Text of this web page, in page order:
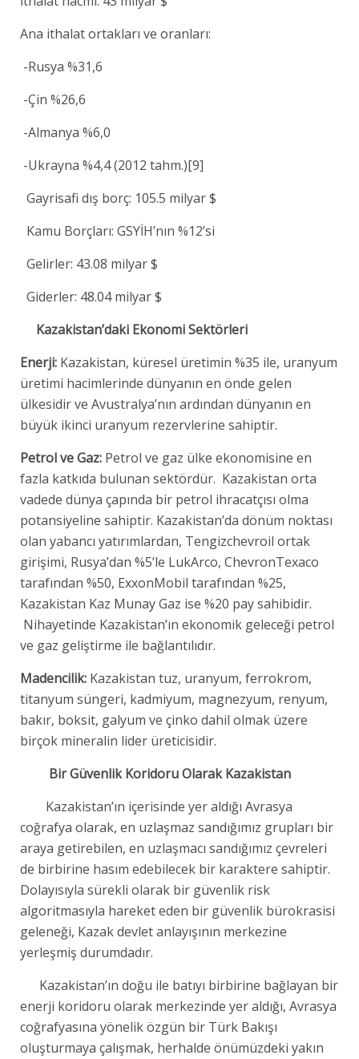
Ana ithalat ortakları ve oranları:
-Rusya %31,6
-Çin %26,6
-Almanya %6,0
-Ukrayna %4,4 (2012 tahm.)[9]
Gayrisafi dış borç: 105.5 milyar $
Kamu Borçları: GSYİH’nın %12’si
Gelirler: 43.08 milyar $
Giderler: 48.04 milyar $
Kazakistan’daki Ekonomi Sektörleri
Enerji: Kazakistan, küresel üretimin %35 ile, uranyum
üretimi hacimlerinde dünyanın en önde gelen
ülkesidir ve Avustralya’nın ardından dünyanın en
büyük ikinci uranyum rezervlerine sahiptir.
Petrol ve Gaz: Petrol ve gaz ülke ekonomisine en
fazla katkıda bulunan sektördür. Kazakistan orta
vadede dünya çapında bir petrol ihracatçısı olma
potansiyeline sahiptir. Kazakistan’da dönüm noktası
olan yabancı yatırımlardan, Tengizchevroil ortak
girişimi, Rusya’dan %5’le LukArco, ChevronTexaco
tarafından %50, ExxonMobil tarafından %25,
Kazakistan Kaz Munay Gaz ise %20 pay sahibidir.
Nihayetinde Kazakistan’ın ekonomik geleceği petrol
ve gaz geliştirme ile bağlantılıdır.
Madencilik: Kazakistan tuz, uranyum, ferrokrom,
titanyum süngeri, kadmiyum, magnezyum, renyum,
bakır, boksit, galyum ve çinko dahil olmak üzere
birçok mineralin lider üreticisidir.
Bir Güvenlik Koridoru Olarak Kazakistan
Kazakistan’ın içerisinde yer aldığı Avrasya
coğrafya olarak, en uzlaşmaz sandığımız grupları bir
araya getirebilen, en uzlaşmacı sandığımız çevreleri
de birbirine hasım edebilecek bir karaktere sahiptir.
Dolayısıyla sürekli olarak bir güvenlik risk
algoritmasıyla hareket eden bir güvenlik bürokrasisi
geleneği, Kazak devlet anlayışının merkezine
yerleşmiş durumdadır.
Kazakistan’ın doğu ile batıyı birbirine bağlayan bir
enerji koridoru olarak merkezinde yer aldığı, Avrasya
coğrafyasına yönelik özgün bir Türk Bakışı
oluşturmaya çalışmak, herhalde önümüzdeki yakın